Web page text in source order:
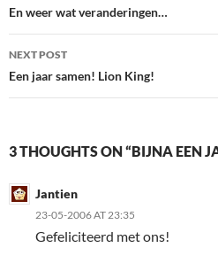
navigation
En weer wat veranderingen…
NEXT POST
Een jaar samen! Lion King!
3 THOUGHTS ON “BIJNA EEN
Jantien
23-05-2006 AT 23:35
Gefeliciteerd met ons!